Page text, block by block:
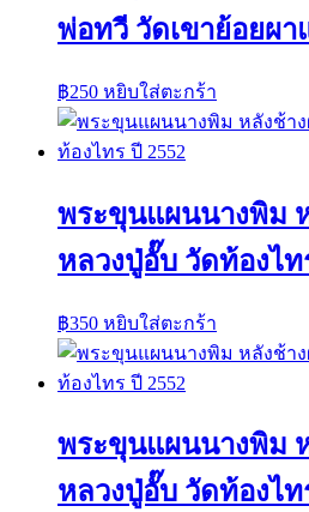
พ่อทวี วัดเขาย้อยผา
฿250 หยิบใส่ตะกร้า
พระขุนแผนนางพิม
หลวงปู่อั๊บ วัดท้องไท
฿350 หยิบใส่ตะกร้า
พระขุนแผนนางพิม
หลวงปู่อั๊บ วัดท้องไท